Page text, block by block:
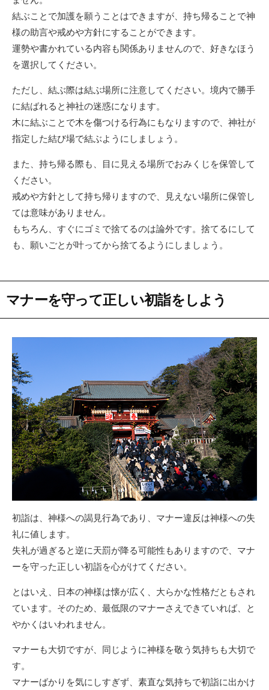
結ぶことで加護を願うことはできますが、持ち帰ることで神
様の助言や戒めや方針にすることができます。
運勢や書かれている内容も関係ありませんので、好きなほう
を選択してください。
ただし、結ぶ際は結ぶ場所に注意してください。境内で勝手
に結ばれると神社の迷惑になります。
木に結ぶことで木を傷つける行為にもなりますので、神社が
指定した結び場で結ぶようにしましょう。
また、持ち帰る際も、目に見える場所でおみくじを保管して
ください。
戒めや方針として持ち帰りますので、見えない場所に保管し
ては意味がありません。
もちろん、すぐにゴミで捨てるのは論外です。捨てるにして
も、願いごとが叶ってから捨てるようにしましょう。
マナーを守って正しい初詣をしよう
初詣は、神様への謁見行為であり、マナー違反は神様への失
礼に値します。
失礼が過ぎると逆に天罰が降る可能性もありますので、マナ
ーを守った正しい初詣を心がけてください。
とはいえ、日本の神様は懐が広く、大らかな性格だともされ
ています。そのため、最低限のマナーさえできていれば、と
やかくはいわれません。
マナーも大切ですが、同じように神様を敬う気持ちも大切で
す。
マナーばかりを気にしすぎず、素直な気持ちで初詣に出かけ